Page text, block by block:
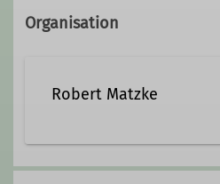
Organisation
Robert Matzke
09568/1553